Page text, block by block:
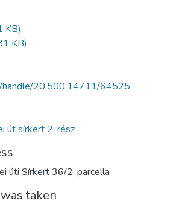
KB)
KB)
handle/20.500.14711/64525
út sírkert 2. rész
úti Sírkert 36/2. parcella
taken